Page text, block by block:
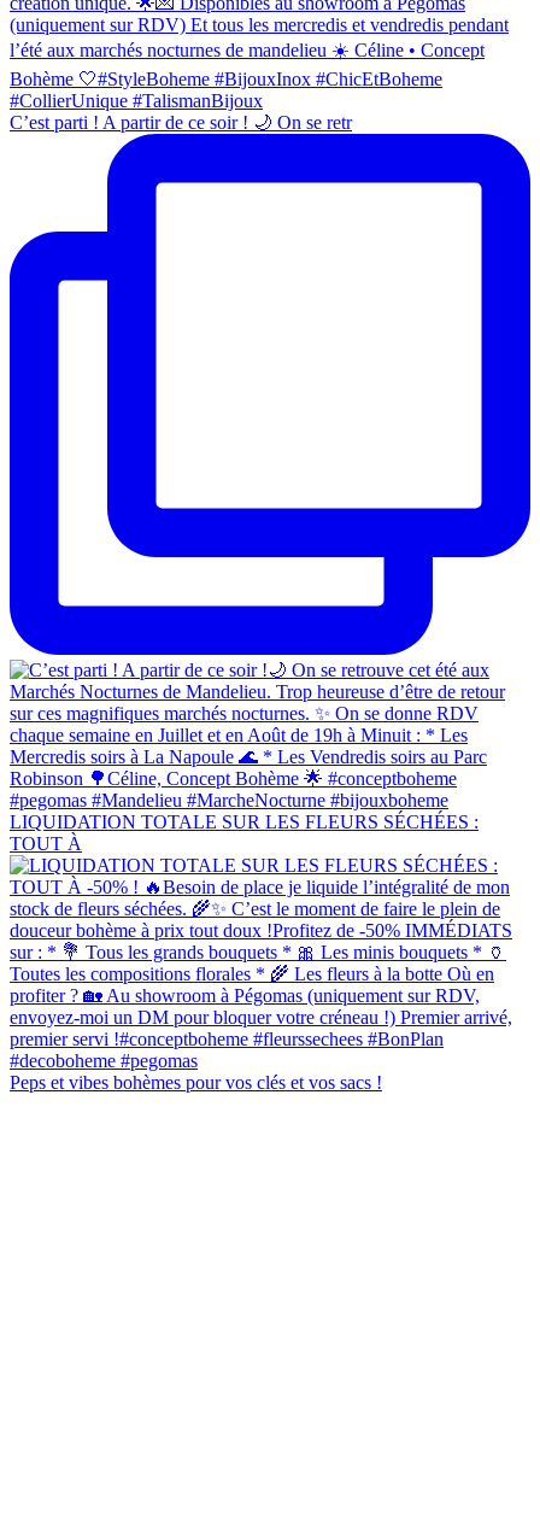
C’est parti ! A partir de ce soir ! 🌙 On se retr
LIQUIDATION TOTALE SUR LES FLEURS SÉCHÉES :
TOUT À
Peps et vibes bohèmes pour vos clés et vos sacs !